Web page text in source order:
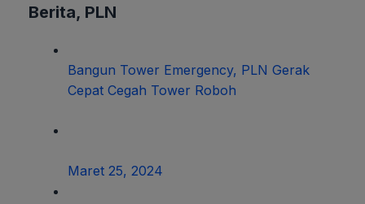
Berita, PLN
Bangun Tower Emergency, PLN Gerak
Cepat Cegah Tower Roboh
Maret 25, 2024